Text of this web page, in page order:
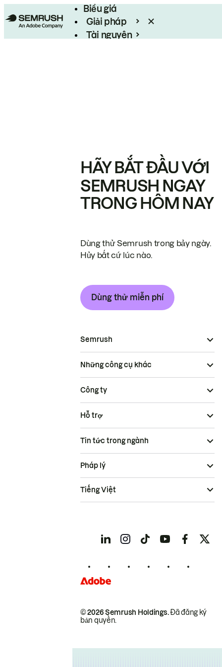
Biểu giá
Giải pháp
Tài nguyên
HÃY BẮT ĐẦU VỚI
SEMRUSH NGAY
TRONG HÔM NAY
Dùng thử Semrush trong bảy ngày.
Hủy bất cứ lúc nào.
Dùng thử miễn phí
Semrush
Những công cụ khác
Công ty
Hỗ trợ
Tin tức trong ngành
© 2026 Semrush Holdings.Đã đăng ký
bản quyền.
Pháp lý
Tiếng Việt